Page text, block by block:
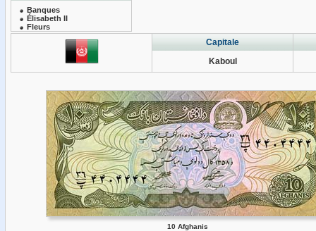
Banques
Élisabeth II
Fleurs
Capitale
Kaboul
10 Afghanis